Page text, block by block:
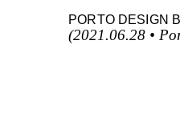
PORTO DESIGN
(2021.06.28 •